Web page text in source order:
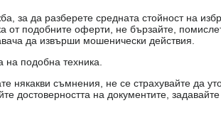
за да разберете средната стойност на
от подобните оферти, не бързайте,
да извърши мошенически действия.
на подобна техника.
някакви съмнения, не се страхувайте да
достоверността на документите,